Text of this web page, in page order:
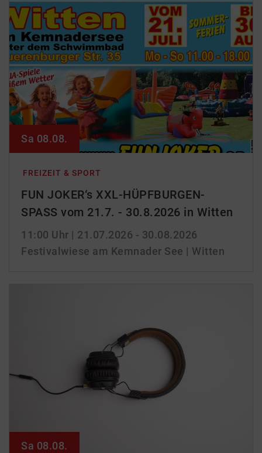
FREIZEIT & SPORT
FUN JOKER‘s XXL-HÜPFBURGEN-
SPASS vom 21.7. - 30.8.2026 in Witten
11:00 Uhr | 21.07.2026 - 30.08.2026
Festivalwiese am Kemnader See | Witten
Sa 08.08.
Sa 08.08.